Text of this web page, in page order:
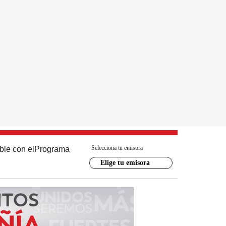
con el Programa Selecciona tu emisora
Elige tu emisora